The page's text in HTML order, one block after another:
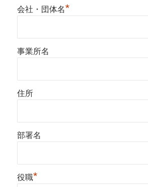
会社・団体名*
事業所名
住所
部署名
役職*